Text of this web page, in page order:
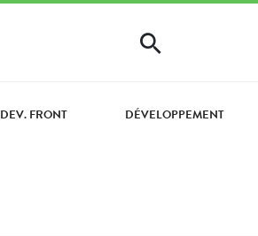
DEV. FRONT DÉVELOPPEMENT